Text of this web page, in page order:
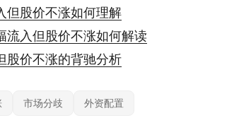
但股价不涨如何理解
流入但股价不涨如何解读
股价不涨的背驰分析
市场分歧 外资配置